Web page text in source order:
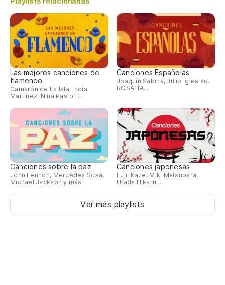
Las mejores canciones de
flamenco
Camarón de La Isla, India
Martinez, Niña Pastori...
Canciones Españolas
Joaquín Sabina, Julio Iglesias,
ROSALÍA...
Canciones sobre la paz
John Lennon, Mercedes Sosa,
Michael Jackson y más
Canciones japonesas
Fujii Kaze, Miki Matsubara,
Utada Hikaru...
Ver más playlists